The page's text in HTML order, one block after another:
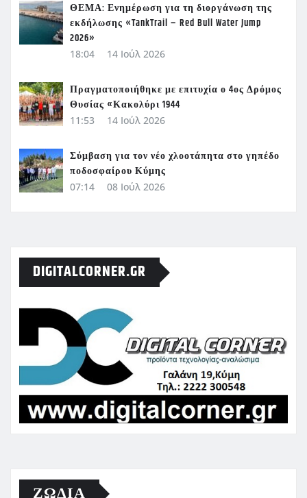
ΘΕΜΑ: Ενημέρωση για τη διοργάνωση της
εκδήλωσης «TankTrail – Red Bull Water Jump
2026»
18:04 14 Ιούλ 2026
Πραγματοποιήθηκε με επιτυχία ο 4ος Δρόμος
Θυσίας «Κακολύρι 1944
11:53 14 Ιούλ 2026
Σύμβαση για τον νέο χλοοτάπητα στο γηπέδο
ποδοσφαίρου Κύμης
07:14 08 Ιούλ 2026
DIGITALCORNER.GR